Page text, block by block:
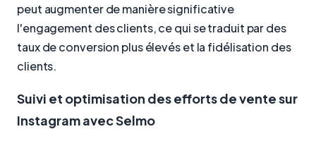
peut augmenter de manière significative
l'engagement des clients, ce qui se traduit par des
taux de conversion plus élevés et la fidélisation des
clients.
Suivi et optimisation des efforts de vente sur
Instagram avec Selmo